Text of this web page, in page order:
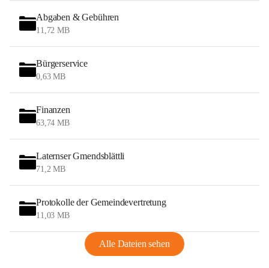
Abgaben & Gebühren
11,72 MB
Bürgerservice
0,63 MB
Finanzen
63,74 MB
Laternser Gmendsblättli
71,2 MB
Protokolle der Gemeindevertretung
11,03 MB
Alle Dateien sehen